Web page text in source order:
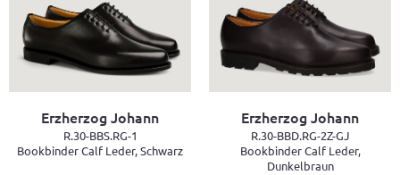
Erzherzog Johann
R.30-BBS.RG-1
Bookbinder Calf Leder, Schwarz
Erzherzog Johann
R.30-BBD.RG-2Z-GJ
Bookbinder Calf Leder,
Dunkelbraun